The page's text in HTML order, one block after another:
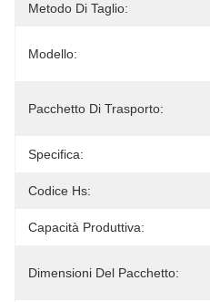
Metodo Di Taglio:
Modello:
Pacchetto Di Trasporto:
Specifica:
Codice Hs:
Capacità Produttiva:
Dimensioni Del Pacchetto: